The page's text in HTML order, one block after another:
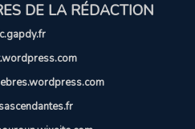
DE LA RÉDACTION